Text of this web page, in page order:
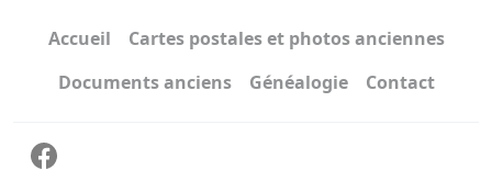
Accueil
Cartes postales et photos anciennes
Documents anciens
Généalogie Contact